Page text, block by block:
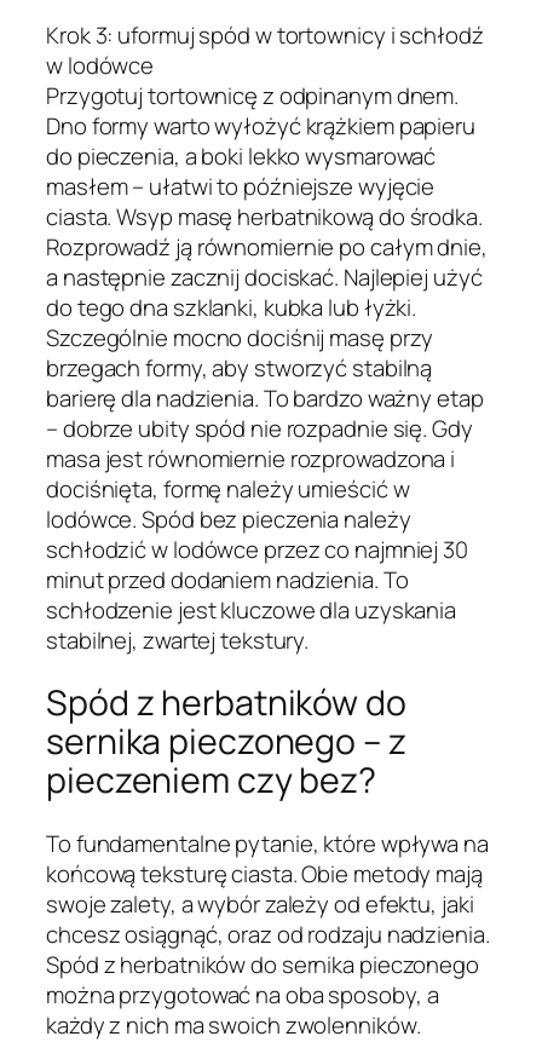
Krok 3: uformuj spód w tortownicy i schłodź
w lodówce
Przygotuj tortownicę z odpinanym dnem.
Dno formy warto wyłożyć krążkiem papieru
do pieczenia, a boki lekko wysmarować
masłem – ułatwi to późniejsze wyjęcie
ciasta. Wsyp masę herbatnikową do środka.
Rozprowadź ją równomiernie po całym dnie,
a następnie zacznij dociskać. Najlepiej użyć
do tego dna szklanki, kubka lub łyżki.
Szczególnie mocno dociśnij masę przy
brzegach formy, aby stworzyć stabilną
barierę dla nadzienia. To bardzo ważny etap
– dobrze ubity spód nie rozpadnie się. Gdy
masa jest równomiernie rozprowadzona i
dociśnięta, formę należy umieścić w
lodówce. Spód bez pieczenia należy
schłodzić w lodówce przez co najmniej 30
minut przed dodaniem nadzienia. To
schłodzenie jest kluczowe dla uzyskania
stabilnej, zwartej tekstury.
Spód z herbatników do
sernika pieczonego – z
pieczeniem czy bez?
To fundamentalne pytanie, które wpływa na
końcową teksturę ciasta. Obie metody mają
swoje zalety, a wybór zależy od efektu, jaki
chcesz osiągnąć, oraz od rodzaju nadzienia.
Spód z herbatników do sernika pieczonego
można przygotować na oba sposoby, a
każdy z nich ma swoich zwolenników.